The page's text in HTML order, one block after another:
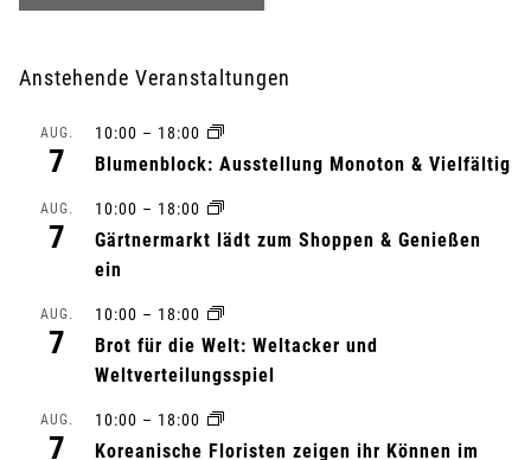
a
Anstehende Veranstaltungen
AUG.
7
10:00 – 18:00
Blumenblock: Ausstellung Monoton & Vielfältig
AUG.
7
10:00 – 18:00
Gärtnermarkt lädt zum Shoppen & Genießen
ein
AUG.
7
10:00 – 18:00
Brot für die Welt: Weltacker und
Weltverteilungsspiel
AUG.
7
10:00 – 18:00
Koreanische Floristen zeigen ihr Können im